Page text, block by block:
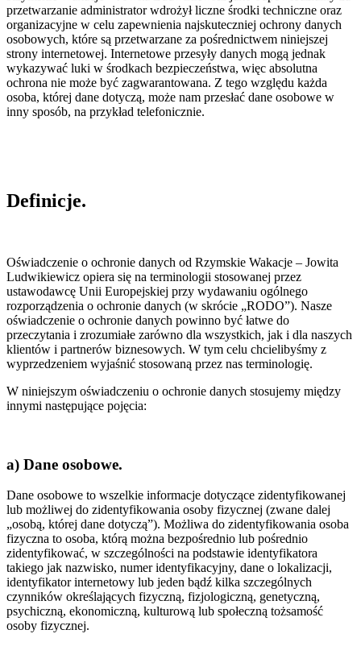
przetwarzanie administrator wdrożył liczne środki techniczne oraz
organizacyjne w celu zapewnienia najskuteczniej ochrony danych
osobowych, które są przetwarzane za pośrednictwem niniejszej
strony internetowej. Internetowe przesyły danych mogą jednak
wykazywać luki w środkach bezpieczeństwa, więc absolutna
ochrona nie może być zagwarantowana. Z tego względu każda
osoba, której dane dotyczą, może nam przesłać dane osobowe w
inny sposób, na przykład telefonicznie.
Definicje.
Oświadczenie o ochronie danych od Rzymskie Wakacje – Jowita
Ludwikiewicz opiera się na terminologii stosowanej przez
ustawodawcę Unii Europejskiej przy wydawaniu ogólnego
rozporządzenia o ochronie danych (w skrócie „RODO”). Nasze
oświadczenie o ochronie danych powinno być łatwe do
przeczytania i zrozumiałe zarówno dla wszystkich, jak i dla naszych
klientów i partnerów biznesowych. W tym celu chcielibyśmy z
wyprzedzeniem wyjaśnić stosowaną przez nas terminologię.
W niniejszym oświadczeniu o ochronie danych stosujemy między
innymi następujące pojęcia:
a) Dane osobowe.
Dane osobowe to wszelkie informacje dotyczące zidentyfikowanej
lub możliwej do zidentyfikowania osoby fizycznej (zwane dalej
„osobą, której dane dotyczą”). Możliwa do zidentyfikowania osoba
fizyczna to osoba, którą można bezpośrednio lub pośrednio
zidentyfikować, w szczególności na podstawie identyfikatora
takiego jak nazwisko, numer identyfikacyjny, dane o lokalizacji,
identyfikator internetowy lub jeden bądź kilka szczególnych
czynników określających fizyczną, fizjologiczną, genetyczną,
psychiczną, ekonomiczną, kulturową lub społeczną tożsamość
osoby fizycznej.